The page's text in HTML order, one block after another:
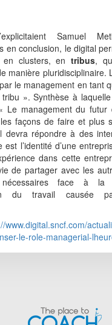
Samuel
en conclusion, le digital
en clusters, en tribus,
manière pluridisciplinaire.
le management en tant
». Synthèse à
Le management du futur
façons de faire et plus
devra répondre à des
l’identité d’une
dans cette
de partager avec les
nécessaires face à la
du travail causée
www.digital.sncf.com/
le-role-managerial-